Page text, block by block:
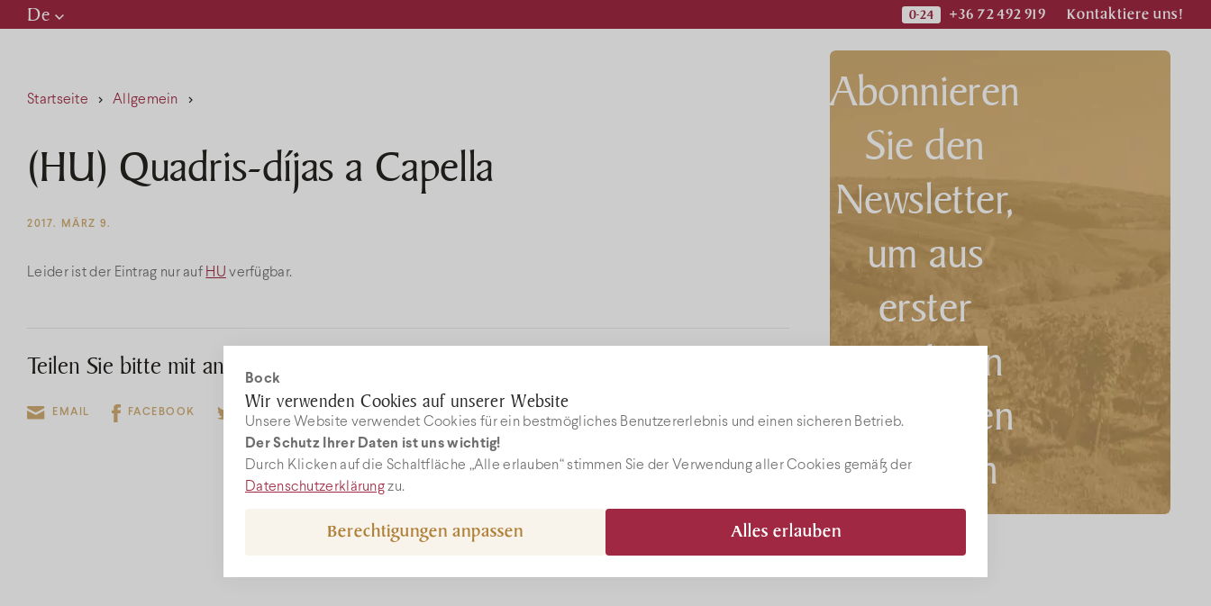
Bock
Wir verwenden Cookies auf unserer Website
Unsere Website verwendet Cookies für ein bestmögliches Benutzererlebnis und einen sicheren Betrieb.
Der Schutz Ihrer Daten ist uns wichtig!
Durch Klicken auf die Schaltfläche „Alle erlauben“ stimmen Sie der Verwendung aller Cookies gemäß der
Datenschutzerklärung zu.
Alles erlauben
Berechtigungen anpassen
De +36 72 492 919 Kontaktiere uns!
Startseite Allgemein
(HU) Quadris-díjas a Capella
2017. MÄRZ 9.
Leider ist der Eintrag nur auf HU verfügbar.
Teilen Sie bitte mit anderen Personen!
EMAIL FACEBOOK
Abonnieren
Sie den
Newsletter,
um aus
erster
Hand von
den besten
Aktionen
zu
erfahren!
Restaurant
Webshop
Stellenangebote